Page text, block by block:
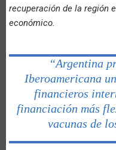
recuperación de la región
económico.
“Argentina
Iberoamericana
financieros
financiación más
vacunas de